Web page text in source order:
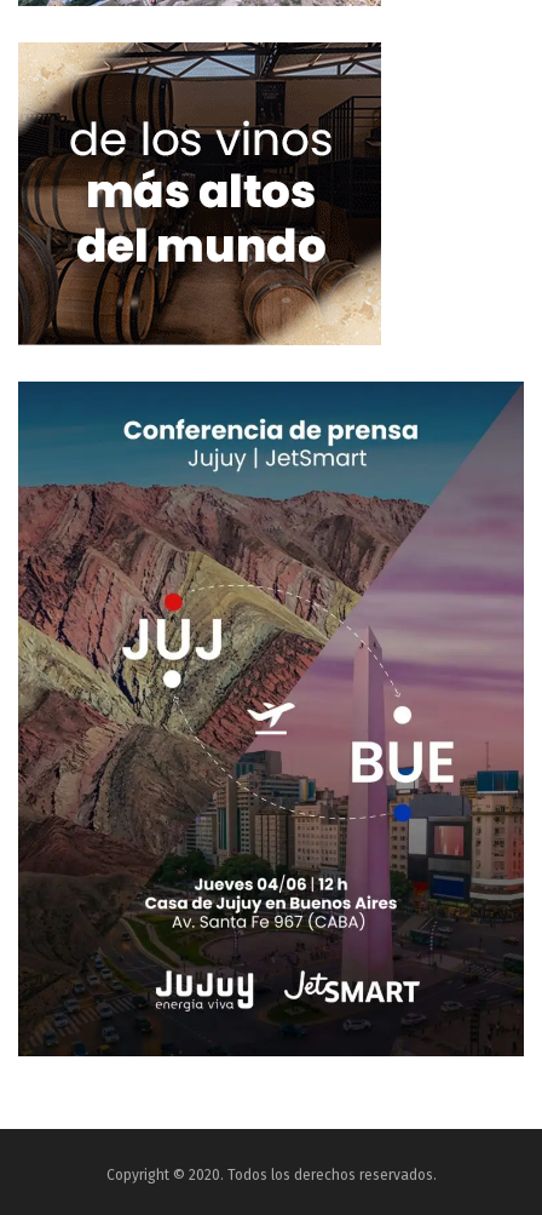
Copyright © 2020. Todos los derechos reservados.